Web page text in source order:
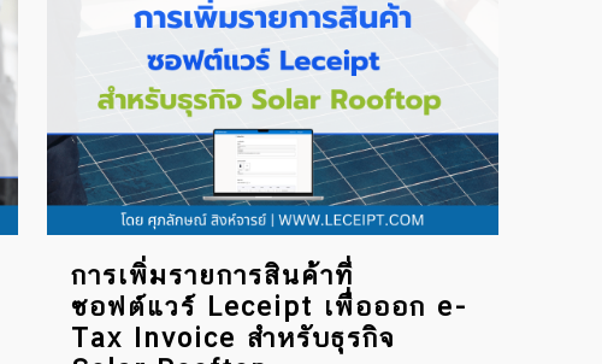
การเพิ่มรายการสินค้าที่
ซอฟต์แวร์ Leceipt เพื่อออก e-
Tax Invoice สำหรับธุรกิจ